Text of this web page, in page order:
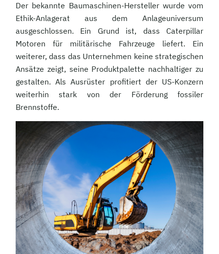
Der bekannte Baumaschinen-Hersteller wurde vom
Ethik-Anlagerat aus dem Anlageuniversum
ausgeschlossen. Ein Grund ist, dass Caterpillar
Motoren für militärische Fahrzeuge liefert. Ein
weiterer, dass das Unternehmen keine strategischen
Ansätze zeigt, seine Produktpalette nachhaltiger zu
gestalten. Als Ausrüster profitiert der US-Konzern
weiterhin stark von der Förderung fossiler
Brennstoffe.